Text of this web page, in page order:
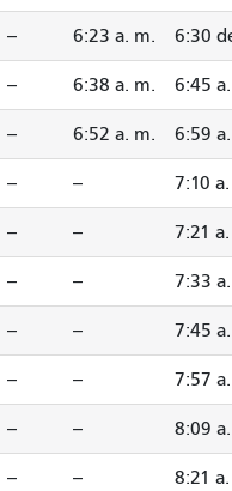
-- 6:23 a. m. 6:30
-- 6:38 a. m. 6:45
-- 6:52 a. m. 6:59
-- -- 7:10
-- -- 7:21
-- -- 7:33
-- -- 7:45
-- -- 7:57
-- -- 8:09
-- -- 8:21